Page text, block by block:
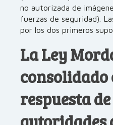
no autorizada de
fuerzas de seguridad).
por los dos primeros
La Ley
consolidado
respuesta